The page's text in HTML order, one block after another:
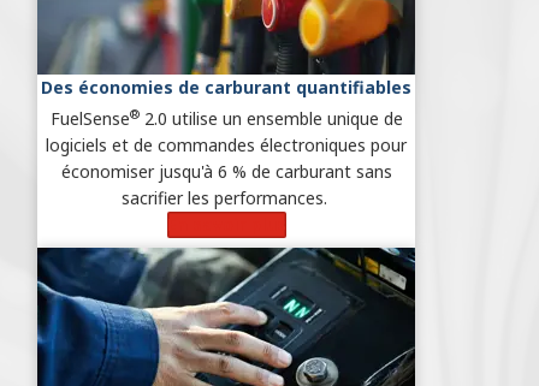
Des économies de carburant quantifiables
FuelSense®2.0 utilise un ensemble unique de
logiciels et de commandes électroniques pour
économiser jusqu'à 6 % de carburant sans
sacrifier les performances.